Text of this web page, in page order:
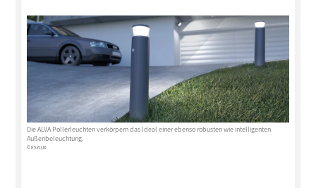
Die ALVA Pollerleuchten verkörpern das Ideal einer ebenso robusten wie intelligenten
Außenbeleuchtung.
© ESYLUX